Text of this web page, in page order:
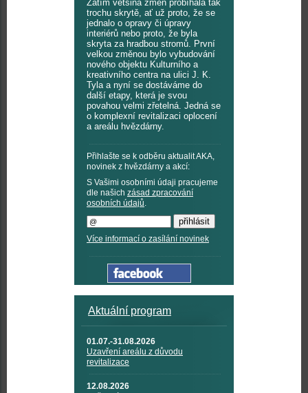
Zatím většina změn probíhala tak
trochu skrytě, ať už proto, že se
jednalo o opravy či úpravy
interiérů nebo proto, že byla
skryta za hradbou stromů. První
velkou změnou bylo vybudování
nového objektu Kulturního a
kreativního centra na ulici J. K.
Tyla a nyní se dostáváme do
další etapy, která je svou
povahou velmi zřetelná. Jedná se
o komplexní revitalizaci oplocení
a areálu hvězdárny.
Přihlašte se k odběru aktualit AKA,
novinek z hvězdárny a akcí:
S Vašimi osobními údaji pracujeme
dle našich zásad zpracování
osobních údajů.
Více informací o zasílání novinek
Aktuální program
01.07.-31.08.2026
Uzavření areálu z důvodu
revitalizace
12.08.2026